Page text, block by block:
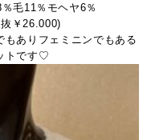
毛11％モヘヤ6％
￥26.000)
ありフェミニンでもある
トです♡